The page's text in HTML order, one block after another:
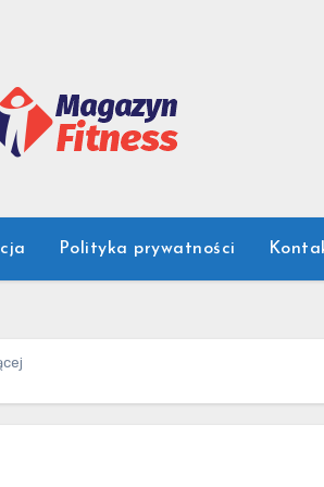
Polityka prywatności